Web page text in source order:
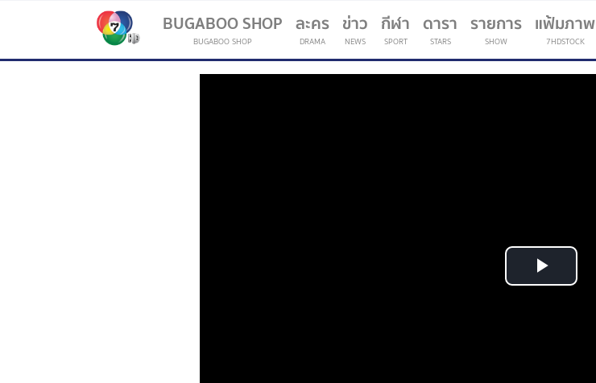
BUGABOO SHOP
BUGABOO SHOP
ละคร
DRAMA
ข่าว
NEWS
กีฬา
SPORT
(current)
ดารา
STARS
รายการ
SHOW
แฟ้มภาพ
7HDSTOCK
Play